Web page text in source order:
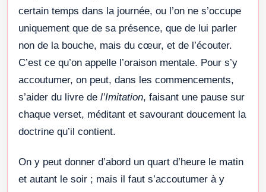
certain temps dans la journée, ou l’on ne s’occupe
uniquement que de sa présence, que de lui parler
non de la bouche, mais du cœur, et de l’écouter.
C’est ce qu’on appelle l’oraison mentale. Pour s’y
accoutumer, on peut, dans les commencements,
s’aider du livre de l’Imitation, faisant une pause sur
chaque verset, méditant et savourant doucement la
doctrine qu’il contient.
On y peut donner d’abord un quart d’heure le matin
et autant le soir ; mais il faut s’accoutumer à y